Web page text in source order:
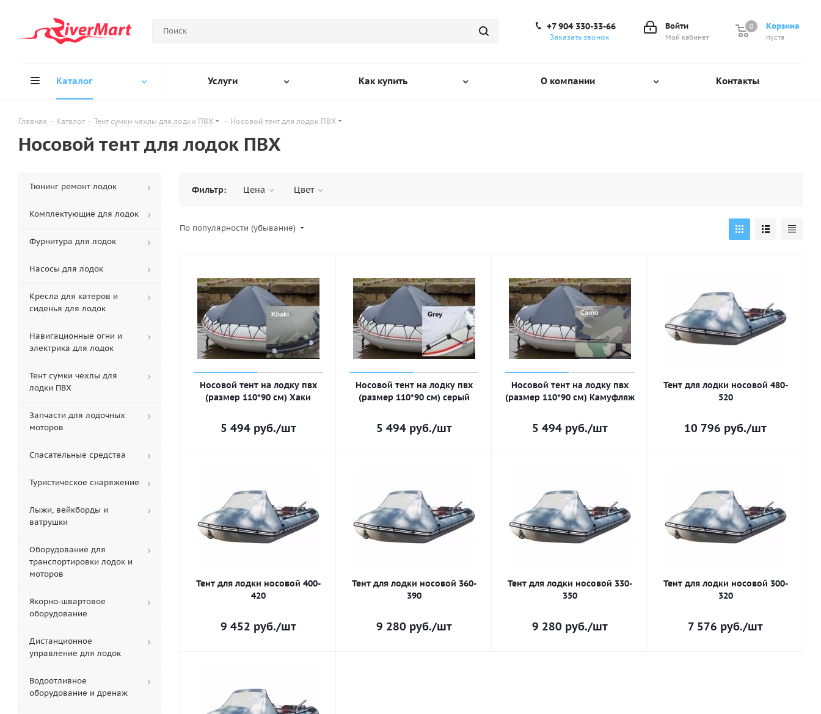
Корзина
0
пуста
0
Войти
Мой кабинет
+7 904 330-33-66
Заказать звонок
Каталог Услуги Как купить О компании Контакты
Главная - Каталог - Тент сумки чехлы для лодки ПВХ - Носовой тент для лодок ПВХ
Носовой тент для лодок ПВХ
Фильтр: Цена Цвет
По популярности (убывание)
Носовой тент на лодку пвх
(размер 110*90 см) Хаки
5 494руб./шт
Носовой тент на лодку пвх
(размер 110*90 см) серый
5 494руб./шт
Носовой тент на лодку пвх
(размер 110*90 см) Камуфляж
5 494руб./шт
Тент для лодки носовой 480-
520
10 796 руб./шт
Тент для лодки носовой 400-
420
9 452 руб./шт
Тент для лодки носовой 360-
390
9 280 руб./шт
Тент для лодки носовой 330-
350
9 280 руб./шт
Тент для лодки носовой 300-
320
7 576 руб./шт
Тюнинг ремонт лодок
Комплектующие для лодок
Фурнитура для лодок
Насосы для лодок
Кресла для катеров и
сиденья для лодок
Навигационные огни и
электрика для лодок
Тент сумки чехлы для
лодки ПВХ
Запчасти для лодочных
моторов
Спасательные средства
Туристическое снаряжение
Лыжи, вейкборды и
ватрушки
Оборудование для
транспортировки лодок и
моторов
Якорно-швартовое
оборудование
Дистанционное
управление для лодок
Водоотливное
оборудование и дренаж